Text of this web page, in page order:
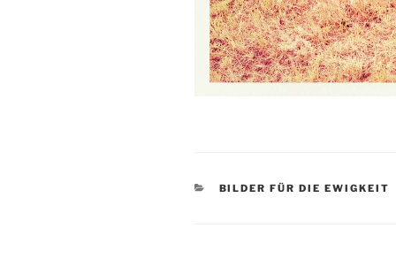
KATEGORIEN
BILDER FÜR DIE EWIGKEIT